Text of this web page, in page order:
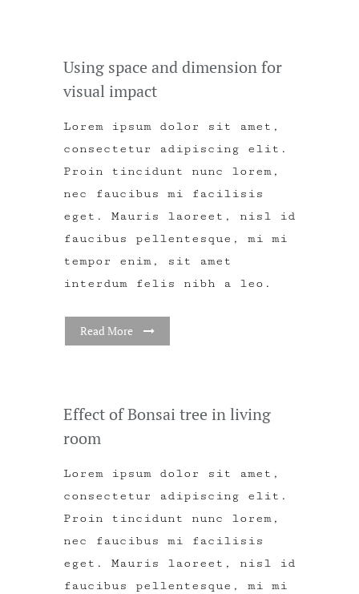
Using space and dimension for
visual impact
Lorem ipsum dolor sit amet,
consectetur adipiscing elit.
Proin tincidunt nunc lorem,
nec faucibus mi facilisis
eget. Mauris laoreet, nisl id
faucibus pellentesque, mi mi
tempor enim, sit amet
interdum felis nibh a leo.
Read More
Effect of Bonsai tree in living
room
Lorem ipsum dolor sit amet,
consectetur adipiscing elit.
Proin tincidunt nunc lorem,
nec faucibus mi facilisis
eget. Mauris laoreet, nisl id
faucibus pellentesque, mi mi